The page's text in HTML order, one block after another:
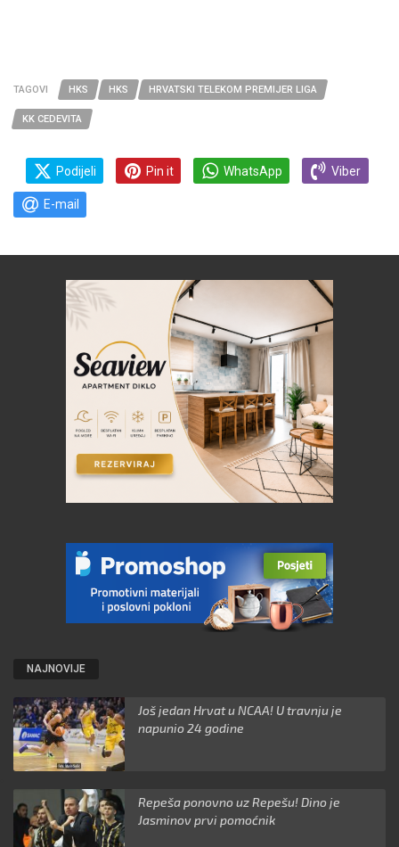
TAGOVI HKS HKS HRVATSKI TELEKOM PREMIJER LIGA
KK CEDEVITA
Podijeli Pin it WhatsApp Viber
E-mail
NAJNOVIJE
Još jedan Hrvat u NCAA! U travnju je
napunio 24 godine
Repeša ponovno uz Repešu! Dino je
Jasminov prvi pomoćnik